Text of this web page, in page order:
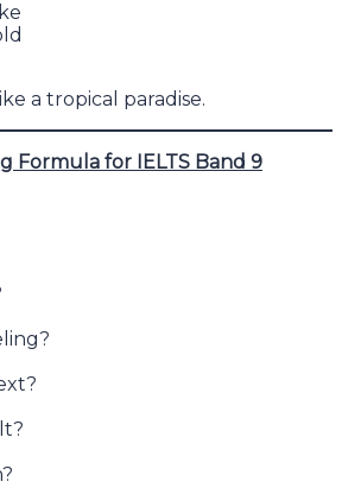
a tropical paradise.
Formula for IELTS Band 9